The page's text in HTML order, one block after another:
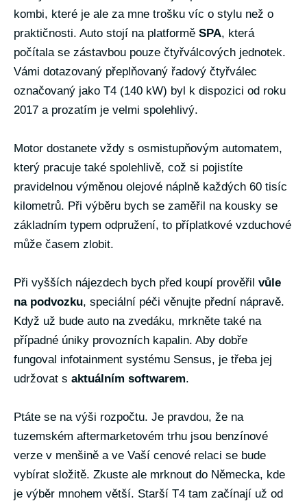
kombi, které je ale za mne trošku víc o stylu než o
praktičnosti. Auto stojí na platformě SPA, která
počítala se zástavbou pouze čtyřválcových jednotek.
Vámi dotazovaný přeplňovaný řadový čtyřválec
označovaný jako T4 (140 kW) byl k dispozici od roku
2017 a prozatím je velmi spolehlivý.
Motor dostanete vždy s osmistupňovým automatem,
který pracuje také spolehlivě, což si pojistíte
pravidelnou výměnou olejové náplně každých 60 tisíc
kilometrů. Při výběru bych se zaměřil na kousky se
základním typem odpružení, to příplatkové vzduchové
může časem zlobit.
Při vyšších nájezdech bych před koupí prověřil vůle
na podvozku, speciální péči věnujte přední nápravě.
Když už bude auto na zvedáku, mrkněte také na
případné úniky provozních kapalin. Aby dobře
fungoval infotainment systému Sensus, je třeba jej
udržovat s aktuálním softwarem.
Ptáte se na výši rozpočtu. Je pravdou, že na
tuzemském aftermarketovém trhu jsou benzínové
verze v menšině a ve Vaší cenové relaci se bude
vybírat složitě. Zkuste ale mrknout do Německa, kde
je výběr mnohem větší. Starší T4 tam začínají už od